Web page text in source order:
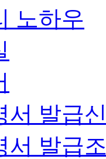
노하우
서 발급
서 발급